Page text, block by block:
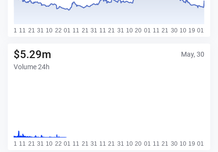
$5.29m
Volume 24h
May, 30